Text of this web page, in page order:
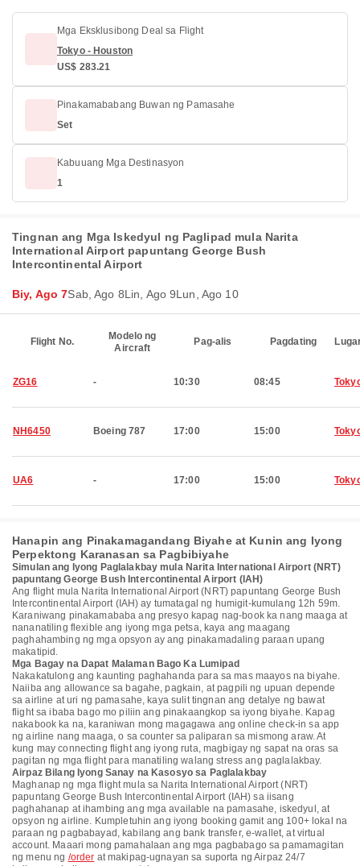
Mga Eksklusibong Deal sa Flight
Tokyo - Houston
US$ 283.21
Pinakamababang Buwan ng Pamasahe
Set
Kabuuang Mga Destinasyon
1
Tingnan ang Mga Iskedyul ng Paglipad mula Narita
International Airport papuntang George Bush
Intercontinental Airport
Biy, Ago 7Sab, Ago 8Lin, Ago 9Lun, Ago 10
Flight No.
Modelo ng
Aircraft
Pag-alis Pagdating
ZG16 - 10:30 08:45
NH6450 Boeing 787 17:00 15:00
UA6 - 17:00 15:00
Hanapin ang Pinakamagandang Biyahe at Kunin ang Iyong
Perpektong Karanasan sa Pagbibiyahe
Simulan ang Iyong Paglalakbay mula Narita International Airport (NRT)
papuntang George Bush Intercontinental Airport (IAH)
Ang flight mula Narita International Airport (NRT) papuntang George Bush
Intercontinental Airport (IAH) ay tumatagal ng humigit-kumulang 12h 59m.
Karaniwang pinakamababa ang presyo kapag nag-book ka nang maaga at
nananatiling flexible ang iyong mga petsa, kaya ang maagang
paghahambing ng mga opsyon ay ang pinakamadaling paraan upang
makatipid.
Mga Bagay na Dapat Malaman Bago Ka Lumipad
Nakakatulong ang kaunting paghahanda para sa mas maayos na biyahe.
Naiiba ang allowance sa bagahe, pagkain, at pagpili ng upuan depende
sa airline at uri ng pamasahe, kaya sulit tingnan ang detalye ng bawat
flight sa ibaba bago mo piliin ang pinakaangkop sa iyong biyahe. Kapag
nakabook ka na, karaniwan mong magagawa ang online check-in sa app
ng airline nang maaga, o sa counter sa paliparan sa mismong araw. At
kung may connecting flight ang iyong ruta, magbigay ng sapat na oras sa
pagitan ng mga flight para manatiling walang stress ang paglalakbay.
Airpaz Bilang Iyong Sanay na Kasosyo sa Paglalakbay
Maghanap ng mga flight mula sa Narita International Airport (NRT)
papuntang George Bush Intercontinental Airport (IAH) sa iisang
paghahanap at ihambing ang mga available na pamasahe, iskedyul, at
opsyon ng airline. Kumpletuhin ang iyong booking gamit ang 100+ lokal na
paraan ng pagbabayad, kabilang ang bank transfer, e-wallet, at virtual
account. Maaari mong pamahalaan ang mga pagbabago sa pamamagitan
ng menu ng /order at makipag-ugnayan sa suporta ng Airpaz 24/7